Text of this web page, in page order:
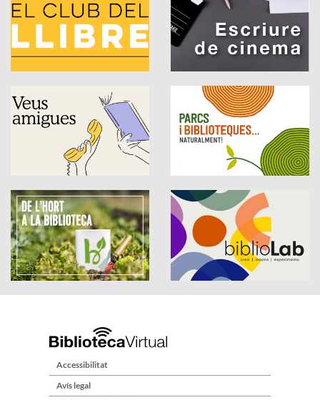
Accessibilitat
Avís legal